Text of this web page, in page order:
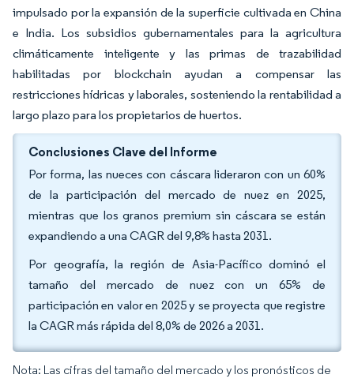
impulsado por la expansión de la superficie cultivada en China
e India. Los subsidios gubernamentales para la agricultura
climáticamente inteligente y las primas de trazabilidad
habilitadas por blockchain ayudan a compensar las
restricciones hídricas y laborales, sosteniendo la rentabilidad a
largo plazo para los propietarios de huertos.
Conclusiones Clave del Informe
Por forma, las nueces con cáscara lideraron con un 60%
de la participación del mercado de nuez en 2025,
mientras que los granos premium sin cáscara se están
expandiendo a una CAGR del 9,8% hasta 2031.
Por geografía, la región de Asia-Pacífico dominó el
tamaño del mercado de nuez con un 65% de
participación en valor en 2025 y se proyecta que registre
la CAGR más rápida del 8,0% de 2026 a 2031.
Nota: Las cifras del tamaño del mercado y los pronósticos de